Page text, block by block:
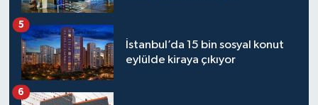
İstanbul’da 15 bin sosyal konut
eylülde kiraya çıkıyor
5
6